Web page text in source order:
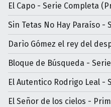
El Capo - Serie Completa
Sin Tetas No Hay Paraíso -
Darìo Gómez el rey del
Bloque de Búsqueda -
El Autentico Rodrigo Leal -
El Señor de los cielos -